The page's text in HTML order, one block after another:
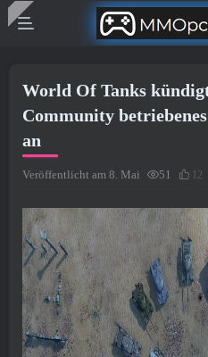
World Of Tanks
Community
an
Veröffentlicht am 8. Mai 51 12